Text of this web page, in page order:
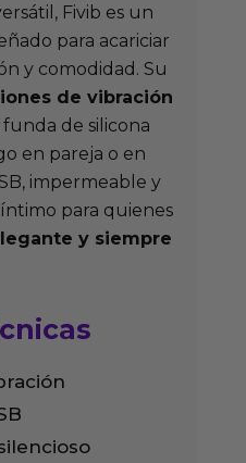
Fivib es un
para acariciar
y comodidad. Su
de vibración
de silicona
en pareja o en
impermeable y
para quienes
y siempre